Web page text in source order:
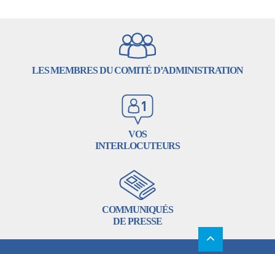
LES MEMBRES DU COMITÉ D’ADMINISTRATION
VOS
INTERLOCUTEURS
COMMUNIQUÉS
DE PRESSE